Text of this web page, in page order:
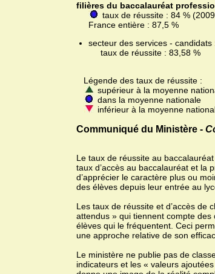
filières du baccalauréat
taux de réussite : 84 %
France entière : 87,5 %
secteur des services -
taux de réussite : 83,58 %
Légende des taux de réussite :
supérieur à la moyenne
dans la moyenne nationale
inférieur à la moyenne
Communiqué du Ministère -
Le taux de réussite au
taux d’accès au baccalauréat et la
d’apprécier le caractère plus ou
des élèves depuis leur entrée au
Les taux de réussite et d’accès de
attendus » qui tiennent compte
élèves qui le fréquentent. Ceci
une approche relative de son
Le ministère ne publie pas de
indicateurs et les « valeurs